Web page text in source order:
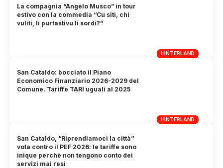
HINTERLAND
La compagnia “Angelo Musco” in tour
estivo con la commedia “Cu siti, chi
vuliti, li purtastivu li sordi?”
HINTERLAND
San Cataldo: bocciato il Piano
Economico Finanziario 2026-2029 del
Comune. Tariffe TARI uguali al 2025
San Cataldo, “Riprendiamoci la città”
vota contro il PEF 2026: le tariffe sono
inique perchè non tengono conto dei
servizi mai resi